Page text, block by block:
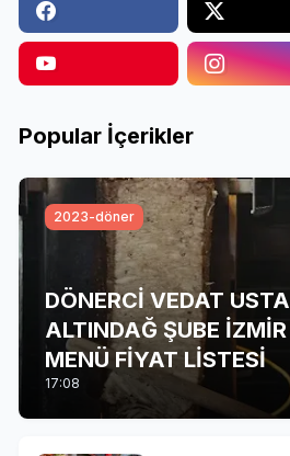
Popular İçerikler
2023-döner
DÖNERCİ VEDAT USTA
ALTINDAĞ ŞUBE İZMİR
MENÜ FİYAT LİSTESİ
17:08